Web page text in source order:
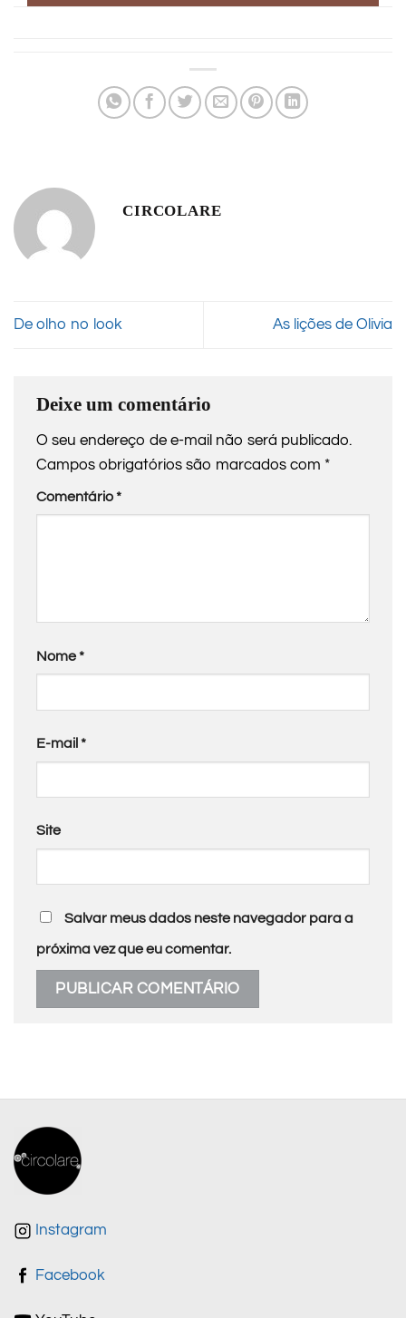
CIRCOLARE
De olho no look As lições de Olivia
Deixe um comentário
O seu endereço de e-mail não será publicado.
Campos obrigatórios são marcados com *
Comentário*
Nome*
E-mail *
Site
Salvar meus dados neste navegador para a
próxima vez que eu comentar.
Instagram
Facebook